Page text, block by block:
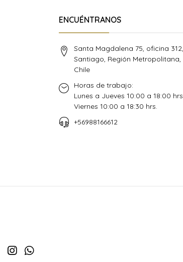
ENCUÉNTRANOS
Santa Magdalena 75, oficina 312,
Santiago, Región Metropolitana,
Chile
Horas de trabajo:
Lunes a Jueves 10:00 a 18:00 hrs.
Viernes 10:00 a 18:30 hrs.
+56988166612